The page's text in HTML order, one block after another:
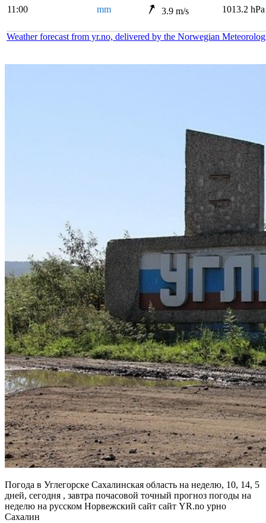
11:00
mm 3.9 m/s 1013.2 hPa
Weather forecast from yr.no, delivered by the Norwegian
Погода в Углегорске Сахалинская область на неделю, 10, 14, 5
дней, сегодня , завтра почасовой точный прогноз погоды на
неделю на русском Норвежский сайт сайт YR.no урно
Сахалин